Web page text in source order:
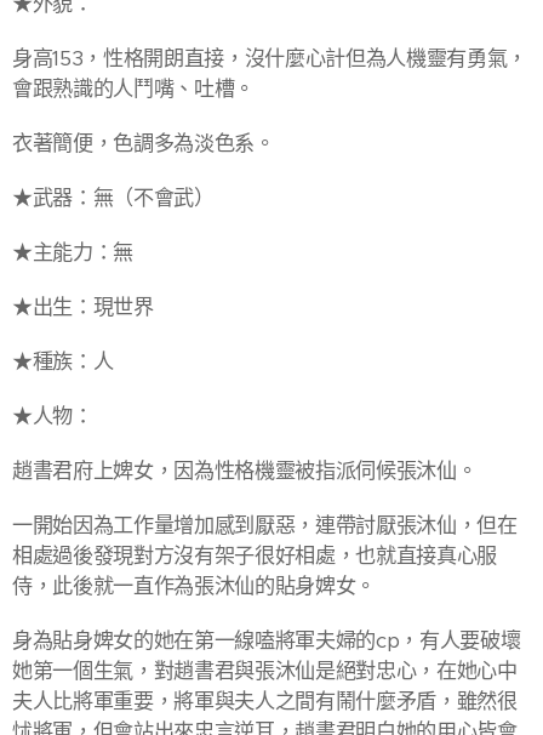
身高153，性格開朗直接，沒什麼心計但為人機靈有勇氣，
會跟熟識的人鬥嘴、吐槽。
衣著簡便，色調多為淡色系。
★武器：無（不會武）
★主能力：無
★出生：現世界
★種族：人
★人物：
趙書君府上婢女，因為性格機靈被指派伺候張沐仙。
一開始因為工作量增加感到厭惡，連帶討厭張沐仙，但在
相處過後發現對方沒有架子很好相處，也就直接真心服
侍，此後就一直作為張沐仙的貼身婢女。
身為貼身婢女的她在第一線嗑將軍夫婦的cp，有人要破壞
她第一個生氣，對趙書君與張沐仙是絕對忠心，在她心中
夫人比將軍重要，將軍與夫人之間有鬧什麼矛盾，雖然很